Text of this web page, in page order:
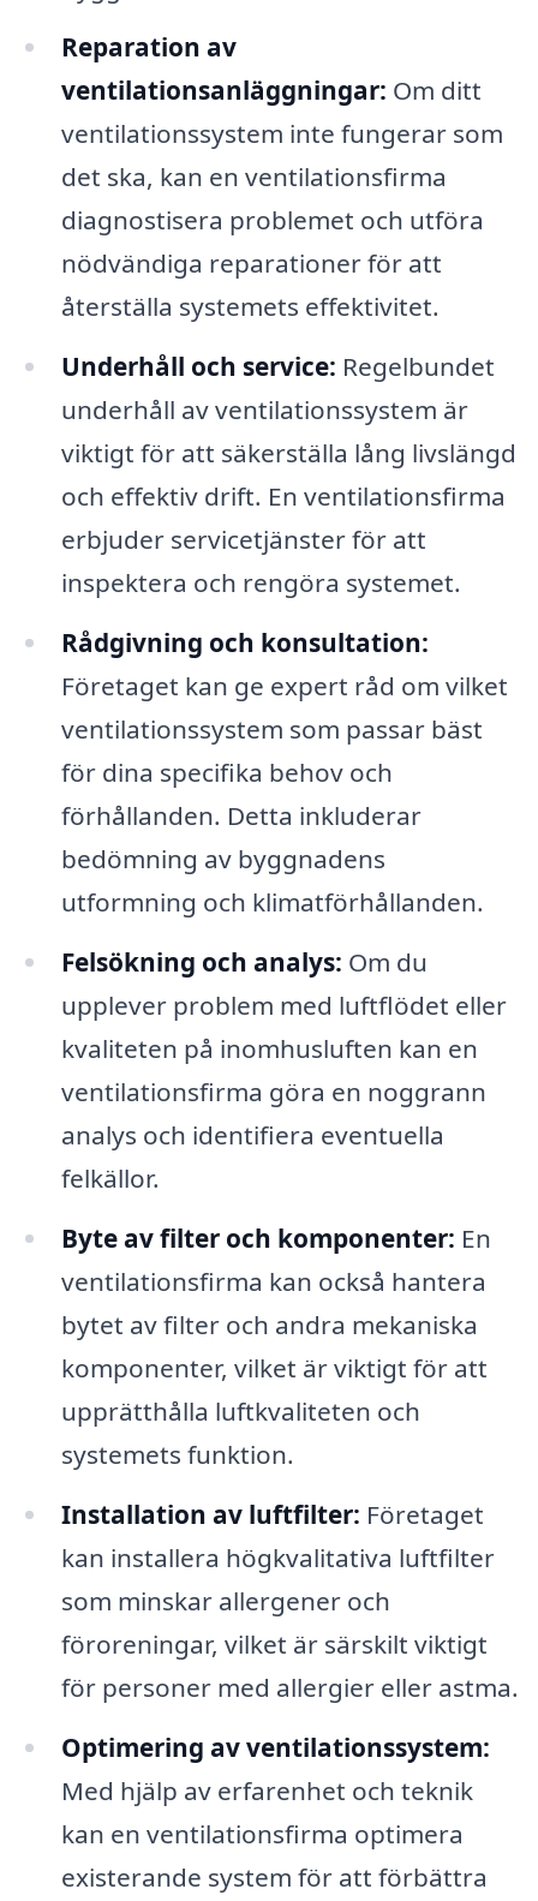
Reparation av
ventilationsanläggningar: Om ditt
ventilationssystem inte fungerar som
det ska, kan en ventilationsfirma
diagnostisera problemet och utföra
nödvändiga reparationer för att
återställa systemets effektivitet.
Underhåll och service: Regelbundet
underhåll av ventilationssystem är
viktigt för att säkerställa lång livslängd
och effektiv drift. En ventilationsfirma
erbjuder servicetjänster för att
inspektera och rengöra systemet.
Rådgivning och konsultation:
Företaget kan ge expert råd om vilket
ventilationssystem som passar bäst
för dina specifika behov och
förhållanden. Detta inkluderar
bedömning av byggnadens
utformning och klimatförhållanden.
Felsökning och analys: Om du
upplever problem med luftflödet eller
kvaliteten på inomhusluften kan en
ventilationsfirma göra en noggrann
analys och identifiera eventuella
felkällor.
Byte av filter och komponenter: En
ventilationsfirma kan också hantera
bytet av filter och andra mekaniska
komponenter, vilket är viktigt för att
upprätthålla luftkvaliteten och
systemets funktion.
Installation av luftfilter: Företaget
kan installera högkvalitativa luftfilter
som minskar allergener och
föroreningar, vilket är särskilt viktigt
för personer med allergier eller astma.
Optimering av ventilationssystem:
Med hjälp av erfarenhet och teknik
kan en ventilationsfirma optimera
existerande system för att förbättra